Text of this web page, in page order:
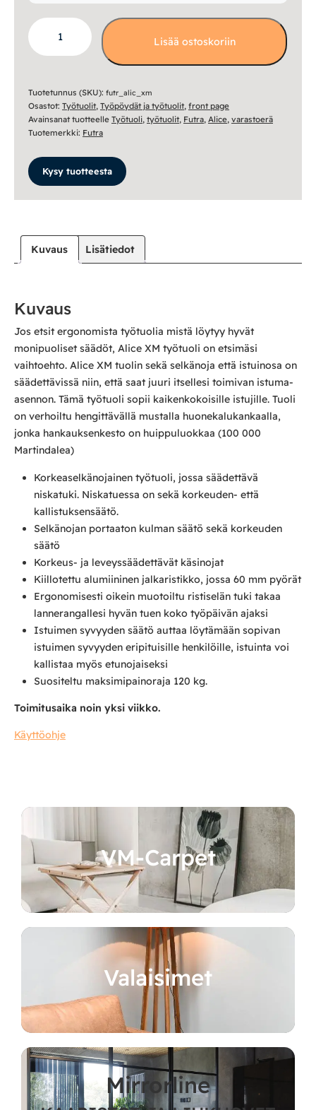
Alice
XM
työtuoli
heti
varastosta
Lisää ostoskoriin
Tuotetunnus (SKU): futr_alic_xm
Osastot: Työtuolit, Työpöydät ja työtuolit, front page
Avainsanat tuotteelle Työtuoli, työtuolit, Futra, Alice, varastoerä
Tuotemerkki: Futra
Kysy tuotteesta
Kuvaus Lisätiedot
Kuvaus
Jos etsit ergonomista työtuolia mistä löytyy hyvät
monipuoliset säädöt, Alice XM työtuoli on etsimäsi
vaihtoehto. Alice XM tuolin sekä selkänoja että istuinosa on
säädettävissä niin, että saat juuri itsellesi toimivan istuma-
asennon. Tämä työtuoli sopii kaikenkokoisille istujille. Tuoli
on verhoiltu hengittävällä mustalla huonekalukankaalla,
jonka hankauksenkesto on huippuluokkaa (100 000
Martindalea)
Korkeaselkänojainen työtuoli, jossa säädettävä
niskatuki. Niskatuessa on sekä korkeuden- että
kallistuksensäätö.
Selkänojan portaaton kulman säätö sekä korkeuden
säätö
Korkeus- ja leveyssäädettävät käsinojat
Kiillotettu alumiininen jalkaristikko, jossa 60 mm pyörät
Ergonomisesti oikein muotoiltu ristiselän tuki takaa
lannerangallesi hyvän tuen koko työpäivän ajaksi
Istuimen syvyyden säätö auttaa löytämään sopivan
istuimen syvyyden eripituisille henkilöille, istuinta voi
kallistaa myös etunojaiseksi
Suositeltu maksimipainoraja 120 kg.
Toimitusaika noin yksi viikko.
Käyttöohje
VM-Carpet
Valaisimet
Mirrorline